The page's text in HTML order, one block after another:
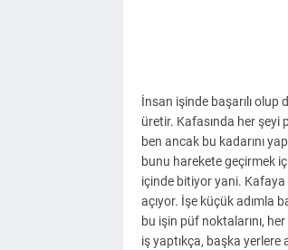
İnsan işinde başarılı olup
üretir. Kafasında her şeyi
ben ancak bu kadarını
bunu harekete geçirmek
içinde bitiyor yani.
açıyor. İşe küçük adımla
bu işin püf noktalarını,
iş yaptıkça, başka